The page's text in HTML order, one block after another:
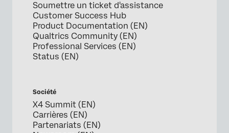
Soumettre un ticket d'assistance
Customer Success Hub
Product Documentation (EN)
Qualtrics Community (EN)
Professional Services (EN)
Status (EN)
Société
X4 Summit (EN)
Carrières (EN)
Partenariats (EN)